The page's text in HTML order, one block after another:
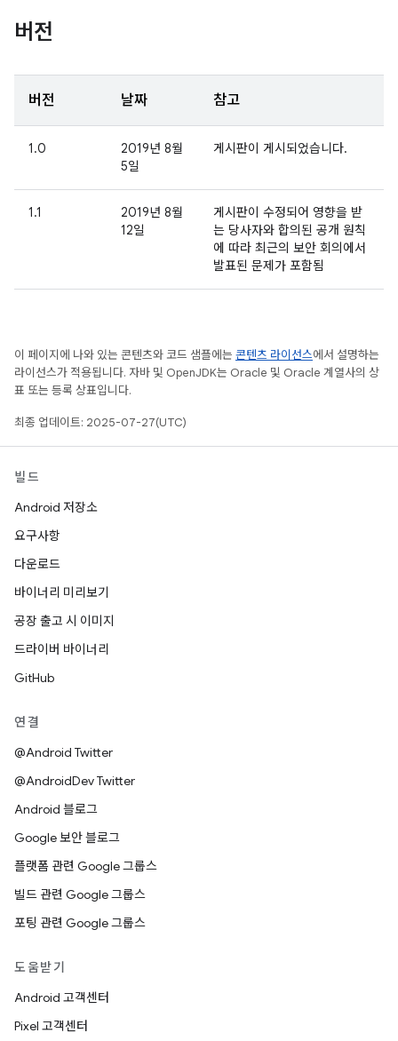
버전
버전 날짜 참고
1.0
2019년 8월
5일
게시판이 게시되었습니다.
1.1
2019년 8월
12일
게시판이 수정되어 영향을 받
는 당사자와 합의된 공개 원칙
에 따라 최근의 보안 회의에서
발표된 문제가 포함됨
이 페이지에 나와 있는 콘텐츠와 코드 샘플에는 콘텐츠 라이선스에서 설명하는
라이선스가 적용됩니다. 자바 및 OpenJDK는 Oracle 및 Oracle 계열사의 상
표 또는 등록 상표입니다.
최종 업데이트: 2025-07-27(UTC)
빌드
Android 저장소
요구사항
다운로드
바이너리 미리보기
공장 출고 시 이미지
드라이버 바이너리
GitHub
연결
@Android Twitter
@AndroidDev Twitter
Android 블로그
Google 보안 블로그
플랫폼 관련 Google 그룹스
빌드 관련 Google 그룹스
포팅 관련 Google 그룹스
도움받기
Android 고객센터
Pixel 고객센터